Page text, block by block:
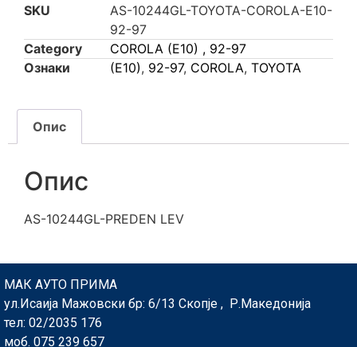
SKU
AS-10244GL-TOYOTA-COROLA-E10-
92-97
Category
COROLA (E10) , 92-97
Ознаки
(E10), 92-97, COROLA, TOYOTA
Опис
Опис
AS-10244GL-PREDEN LEV
МАК АУТО ПРИМА
ул.Исаија Мажовски бр: 6/13 Скопје , Р.Македонија
тел: 02/2035 176
моб. 075 239 657